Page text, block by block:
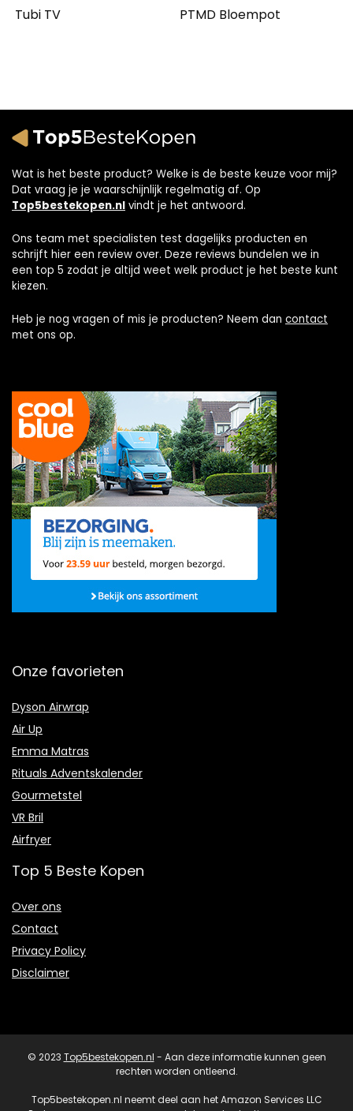
Tubi TV PTMD Bloempot
Wat is het beste product? Welke is de beste keuze voor mij?
Dat vraag je je waarschijnlijk regelmatig af. Op
Top5bestekopen.nl vindt je het antwoord.
Ons team met specialisten test dagelijks producten en
schrijft hier een review over. Deze reviews bundelen we in
een top 5 zodat je altijd weet welk product je het beste kunt
kiezen.
Heb je nog vragen of mis je producten? Neem dan contact
met ons op.
Onze favorieten
Dyson Airwrap
Air Up
Emma Matras
Rituals Adventskalender
Gourmetstel
VR Bril
Airfryer
Top 5 Beste Kopen
Over ons
Contact
Privacy Policy
Disclaimer
© 2023 Top5bestekopen.nl - Aan deze informatie kunnen geen
rechten worden ontleend.
Top5bestekopen.nl neemt deel aan het Amazon Services LLC